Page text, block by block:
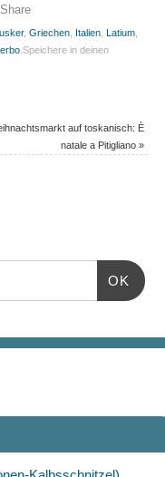
, Griechen, Italien, Latium,
. Speichere in deinen
auf toskanisch: È
natale a Pitigliano»
OK